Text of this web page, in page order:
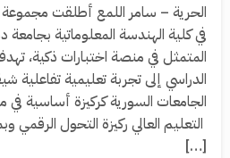
الحرية – سامر اللمع أطلقت
في كلية الهندسة المعلوماتية
المتمثل في منصة اختبارات ذكية،
الدراسي إلى تجربة تعليمية
الجامعات السورية كركيزة أساسية في
التعليم العالي ركيزة التحول الرقمي
[…]